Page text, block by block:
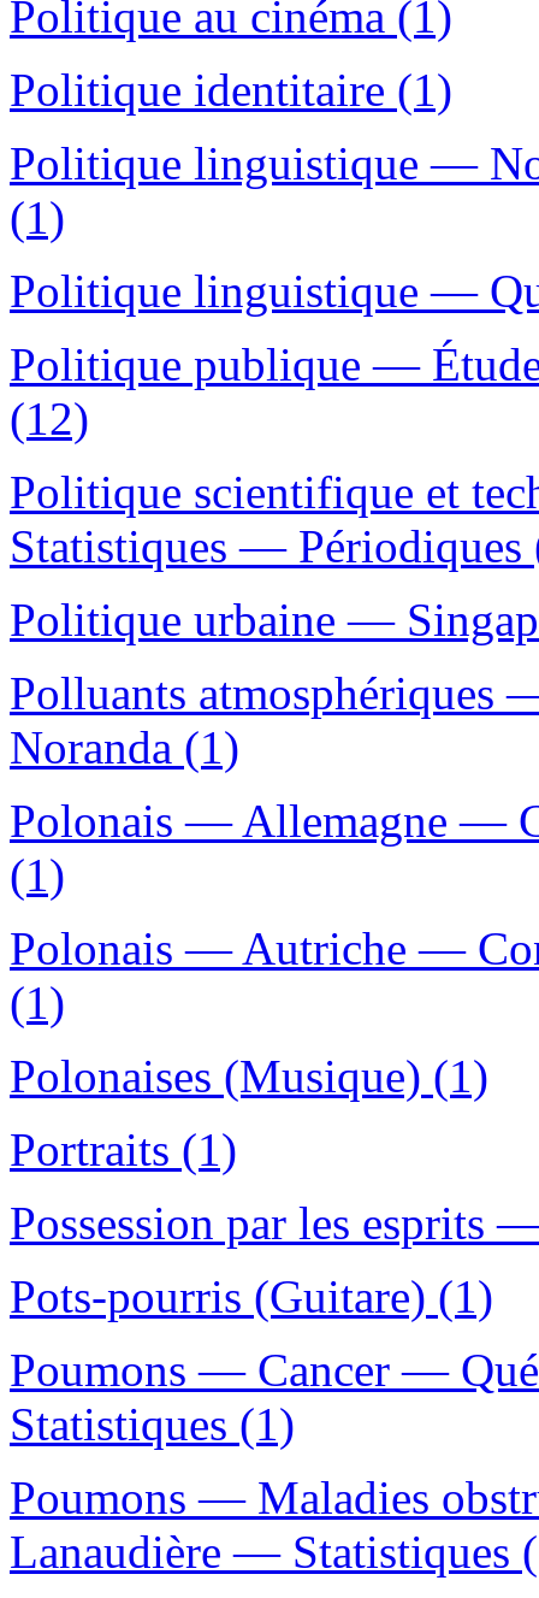
Politique au cinéma (1)
Politique identitaire (1)
Politique linguistique —
(1)
Politique linguistique —
Politique publique —
(12)
Politique scientifique et
Statistiques — Périodiques
Politique urbaine —
Polluants
Noranda (1)
Polonais — Allemagne —
(1)
Polonais — Autriche —
(1)
Polonaises (Musique) (1)
Portraits (1)
Possession par les esprits
Pots-pourris (Guitare) (1)
Poumons — Cancer —
Statistiques (1)
Poumons — Maladies
Lanaudière — Statistiques